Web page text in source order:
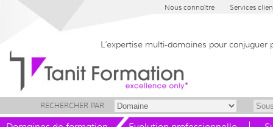
Nous connaître Services
L’expertise multi-domaines pour
RECHERCHER PAR